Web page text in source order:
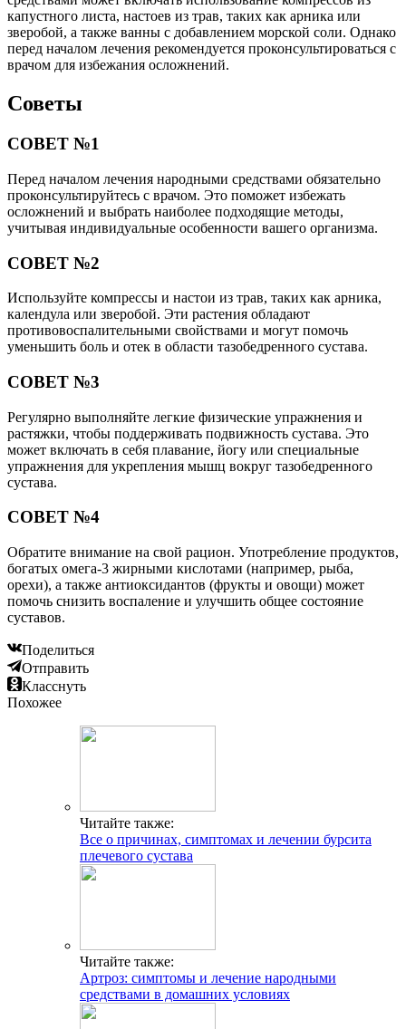
капустного листа, настоев из трав, таких как арника или
зверобой, а также ванны с добавлением морской соли. Однако
перед началом лечения рекомендуется проконсультироваться с
врачом для избежания осложнений.
Советы
СОВЕТ №1
Перед началом лечения народными средствами обязательно
проконсультируйтесь с врачом. Это поможет избежать
осложнений и выбрать наиболее подходящие методы,
учитывая индивидуальные особенности вашего организма.
СОВЕТ №2
Используйте компрессы и настои из трав, таких как арника,
календула или зверобой. Эти растения обладают
противовоспалительными свойствами и могут помочь
уменьшить боль и отек в области тазобедренного сустава.
СОВЕТ №3
Регулярно выполняйте легкие физические упражнения и
растяжки, чтобы поддерживать подвижность сустава. Это
может включать в себя плавание, йогу или специальные
упражнения для укрепления мышц вокруг тазобедренного
сустава.
СОВЕТ №4
Обратите внимание на свой рацион. Употребление продуктов,
богатых омега-3 жирными кислотами (например, рыба,
орехи), а также антиоксидантов (фрукты и овощи) может
помочь снизить воспаление и улучшить общее состояние
суставов.
Поделиться
Отправить
Класснуть
Похожее
Читайте также:
Все о причинах, симптомах и лечении бурсита
плечевого сустава
Читайте также:
Артроз: симптомы и лечение народными
средствами в домашних условиях